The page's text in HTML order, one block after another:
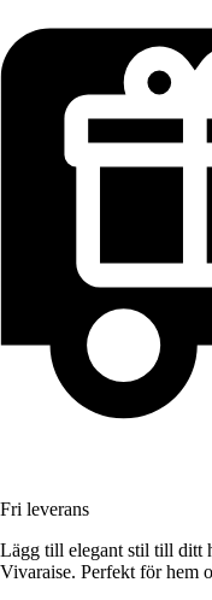
Fri leverans
Lägg till elegant stil till ditt
Vivaraise. Perfekt för hem